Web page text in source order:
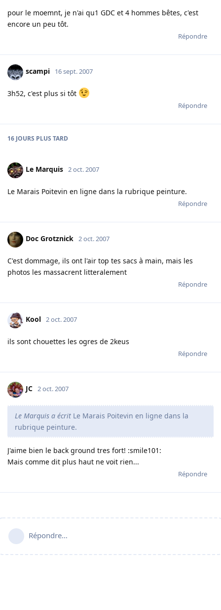
pour le moemnt, je n'ai qu1 GDC et 4 hommes bêtes, c'est
encore un peu tôt.
Répondre
scampi 16 sept. 2007
3h52, c'est plus si tôt
Répondre
16 JOURS PLUS TARD
Le Marquis 2 oct. 2007
Le Marais Poitevin en ligne dans la rubrique peinture.
Répondre
Doc Grotznick 2 oct. 2007
C'est dommage, ils ont l'air top tes sacs à main, mais les
photos les massacrent litteralement
Répondre
Kool 2 oct. 2007
ils sont chouettes les ogres de 2keus
Répondre
JC 2 oct. 2007
Le Marquis a écrit Le Marais Poitevin en ligne dans la
rubrique peinture.
J'aime bien le back ground tres fort! :smile101:
Mais comme dit plus haut ne voit rien...
Répondre
Répondre…